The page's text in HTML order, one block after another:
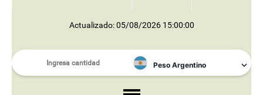
Actualizado: 05/08/2026 15:00:00